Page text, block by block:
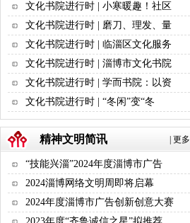
文化书院进行时 | 小寒暖趣！社区
文化书院进行时 | 磨刀、理发、量
文化书院进行时 | 临淄区文化服务
文化书院进行时 | 淄博市文化书院
文化书院进行时 | 学而书院：以资
文化书院进行时 | “冬闲”变“冬
更多
精神文明简讯
“技能兴淄”2024年度淄博市广告
2024淄博网络文明周即将启幕
2024年度淄博市广告创新创意大赛